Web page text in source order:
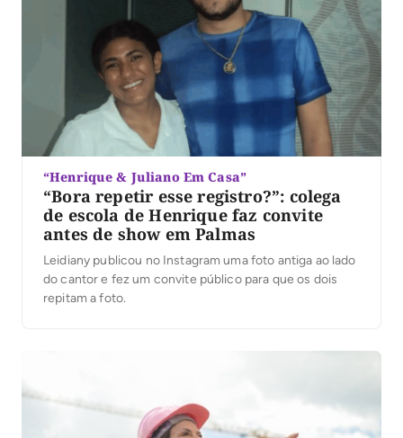
“Henrique & Juliano Em Casa”
“Bora repetir esse registro?”: colega
de escola de Henrique faz convite
antes de show em Palmas
Leidiany publicou no Instagram uma foto antiga ao lado
do cantor e fez um convite público para que os dois
repitam a foto.